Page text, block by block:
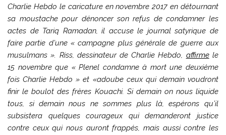
Charlie Hebdo le caricature en novembre 2017 en détournant
sa moustache pour dénoncer son refus de condamner les
actes de Tariq Ramadan, il accuse le journal satyrique de
faire partie d’une «campagne plus générale de guerre aux
musulmans». Riss, dessinateur deCharlie Hebdo, affirmele
15 novembre que «Plenel condamne à mort une deuxième
fois Charlie Hebdo» et «adoube ceux qui demain voudront
finir le boulot des frères Kouachi. Si demain on nous liquide
tous, si demain nous ne sommes plus là, espérons qu’il
subsistera quelques courageux qui demanderont justice
contre ceux qui nous auront frappés, mais aussi contre les